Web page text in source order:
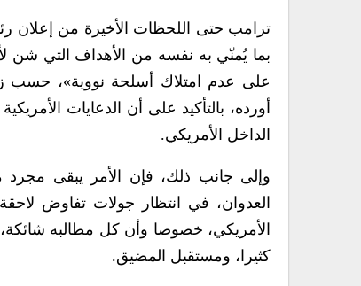
ترامب حتى اللحظات الأخيرة من إعلان
بما يُمنّي به نفسه من الأهداف التي شن
على عدم امتلاك أسلحة نووية»، حسب
أورده، بالتأكيد على أن الدعايات
الداخل الأمريكي.
وإلى جانب ذلك، فإن الأمر يبقى مجرد
العدوان، في انتظار جولات تفاوض
الأمريكي، خصوصا وأن كل مطالبه
كثيرا، ومستقبل المضيق.